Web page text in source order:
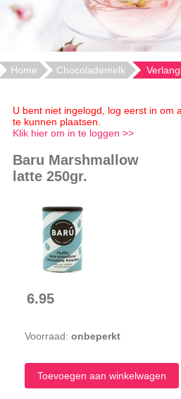
Home Chocolademelk
U bent niet ingelogd, log eerst in om
te kunnen plaatsen.
Klik hier om in te loggen >>
Baru Marshmallow
latte 250gr.
6.95
Voorraad: onbeperkt